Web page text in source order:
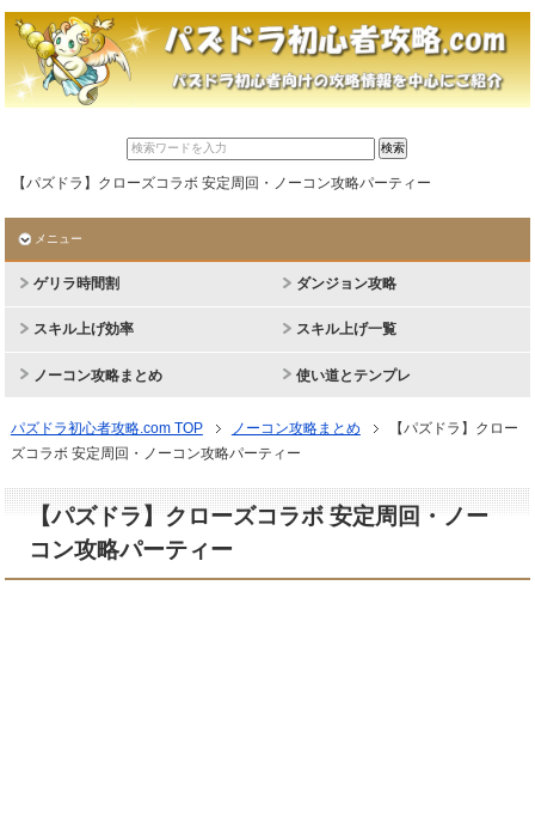
【パズドラ】クローズコラボ 安定周回・ノーコン攻略パーティー
メニュー
ゲリラ時間割 ダンジョン攻略
スキル上げ効率 スキル上げ一覧
ノーコン攻略まとめ 使い道とテンプレ
パズドラ初心者攻略.com TOP ノーコン攻略まとめ
【パズドラ】クロー
ズコラボ 安定周回・ノーコン攻略パーティー
【パズドラ】クローズコラボ 安定周回・ノー
コン攻略パーティー